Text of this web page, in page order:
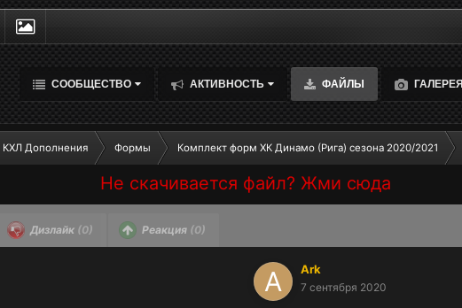
СООБЩЕСТВО АКТИВНОСТЬ ФАЙЛЫ ГАЛЕРЕЯ
КХЛ Дополнения Формы Комплект форм ХК Динамо (Рига) сезона 2020/2021
Не скачивается файл? Жми сюда
Дизлайк (0) Реакция (0)
Ark
7 сентября 2020